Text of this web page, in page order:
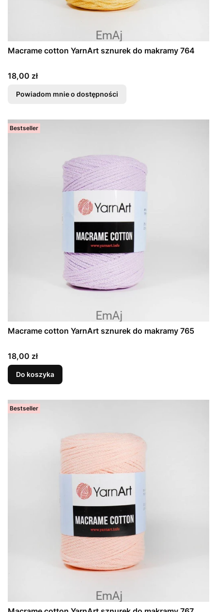
Macrame cotton YarnArt sznurek do makramy 764
Cena
18,00 zł
Powiadom mnie o dostępności
Bestseller
Macrame cotton YarnArt sznurek do makramy 765
Cena
18,00 zł
Do koszyka
Bestseller